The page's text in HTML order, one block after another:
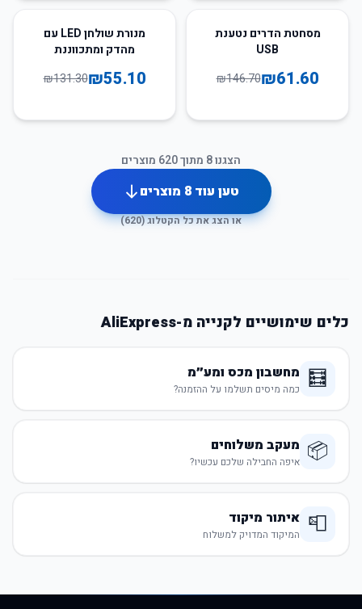
58מסחטת הדרים נטענת
USB
₪61.60
₪146.70
58
מנורת שולחן LED עם
מהדק ומתכווננת
₪55.10
₪131.30
הצגנו8 מתוך620 מוצרים
טען עוד8 מוצרים
או הצג את כל הקטלוג (620
)
כלים שימושיים לקנייה מ-AliExpress
🧮 מחשבון מכס ומע״מ
כמה מיסים תשלמו על ההזמנה?
📦 מעקב משלוחים
איפה החבילה שלכם עכשיו?
📮 איתור מיקוד
המיקוד המדויק למשלוח